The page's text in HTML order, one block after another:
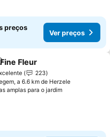
preços
Ver preços
aos favoritos
Fleur
223
a 6.6 km de Herzele
amplas para o jardimVer preços